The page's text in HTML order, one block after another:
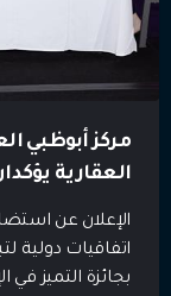
مركز أبوظبي
العقارية
العقار
المنتدى الدولي MLS Forum 2025 في تورنتو
اتفاقيات دولية
بجائزة التميز في